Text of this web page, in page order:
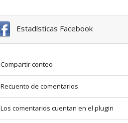
Estadísticas Facebook
Compartir conteo
Recuento de comentarios
Los comentarios cuentan en el plugin